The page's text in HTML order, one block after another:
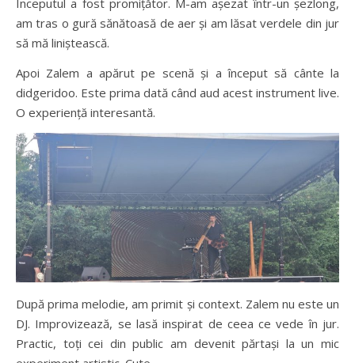
Începutul a fost promițător. M-am așezat într-un șezlong,
am tras o gură sănătoasă de aer și am lăsat verdele din jur
să mă liniștească.
Apoi Zalem a apărut pe scenă și a început să cânte la
didgeridoo. Este prima dată când aud acest instrument live.
O experiență interesantă.
După prima melodie, am primit și context. Zalem nu este un
DJ. Improvizează, se lasă inspirat de ceea ce vede în jur.
Practic, toți cei din public am devenit părtași la un mic